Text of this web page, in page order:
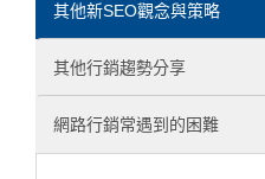
其他新SEO觀念與策略
其他行銷趨勢分享
網路行銷常遇到的困難